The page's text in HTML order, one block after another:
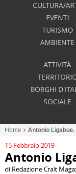
CULTURA/
EVENTI
TURISMO
AMBIENTE
ATTIVITÀ
BORGHI
SOCIALE
Home Antonio
15 Febbraio 2019
Antonio
di Redazione Cralt